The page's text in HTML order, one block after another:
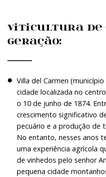
Viticultura de
geração:
Villa del Carmen
cidade localizada no
o 10 de junho de 1874.
crescimento significativo
pecuário e a produção de
No entanto, nesses anos
uma experiência agrícola
de vinhedos pelo senhor
pequena cidade